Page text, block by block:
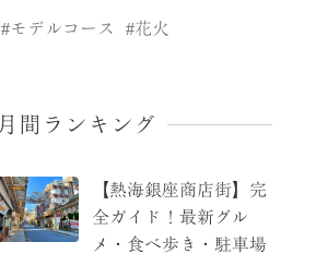
モデルコース 花火
月間ランキング
【熱海銀座商店街】完
全ガイド！最新グル
メ・食べ歩き・駐車場